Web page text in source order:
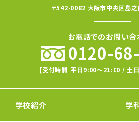
〒542-0082 大阪市中央区島
お電話でのお問い合
0120-
[受付時間：平日9:00〜21:00 / 土
学校紹介 学